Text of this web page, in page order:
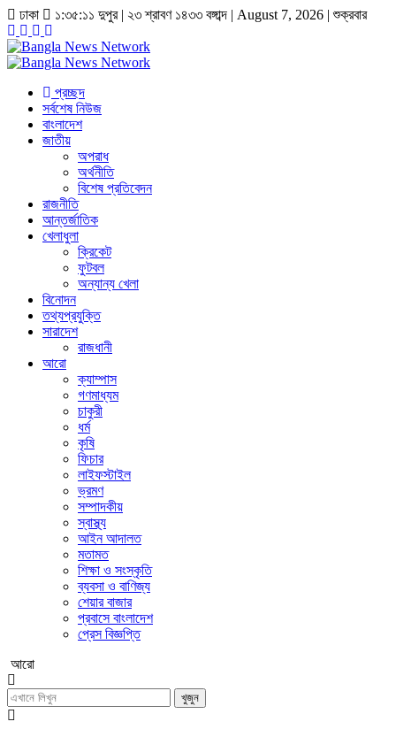
ঢাকা ১:৩৫:১১ দুপুর| ২৩ শ্রাবণ ১৪৩৩ বঙ্গাব্দ | August 7, 2026 |শুক্রবার
প্রচ্ছদ
সর্বশেষ নিউজ
বাংলাদেশ
জাতীয়
অপরাধ
অর্থনীতি
বিশেষ প্রতিবেদন
রাজনীতি
আন্তর্জাতিক
খেলাধুলা
ক্রিকেট
ফুটবল
অন্যান্য খেলা
বিনোদন
তথ্যপ্রযুক্তি
সারাদেশ
রাজধানী
আরো
ক্যাম্পাস
গণমাধ্যম
চাকুরী
ধর্ম
কৃষি
ফিচার
লাইফস্টাইল
ভ্রমণ
সম্পাদকীয়
স্বাস্থ্য
আইন আদালত
মতামত
শিক্ষা ও সংস্কৃতি
ব্যবসা ও বাণিজ্য
শেয়ার বাজার
প্রবাসে বাংলাদেশ
প্রেস বিজ্ঞপ্তি
আরো
খুজুন